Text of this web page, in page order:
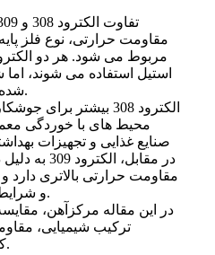
مقاومت حرارتی، نوع فلز
مربوط می شود. هر دو
استیل استفاده می شوند،
شده کاربرد آن ها یکسان نباشد.
محیط های با خوردگی
صنایع غذایی و تجهیزات
در مقابل،
مقاومت حرارتی بالاتری دارد
و شرایط دمای بالا مناسب تر است.
ترکیب شیمیایی،
کاربردهای صنعتی انجام شد.